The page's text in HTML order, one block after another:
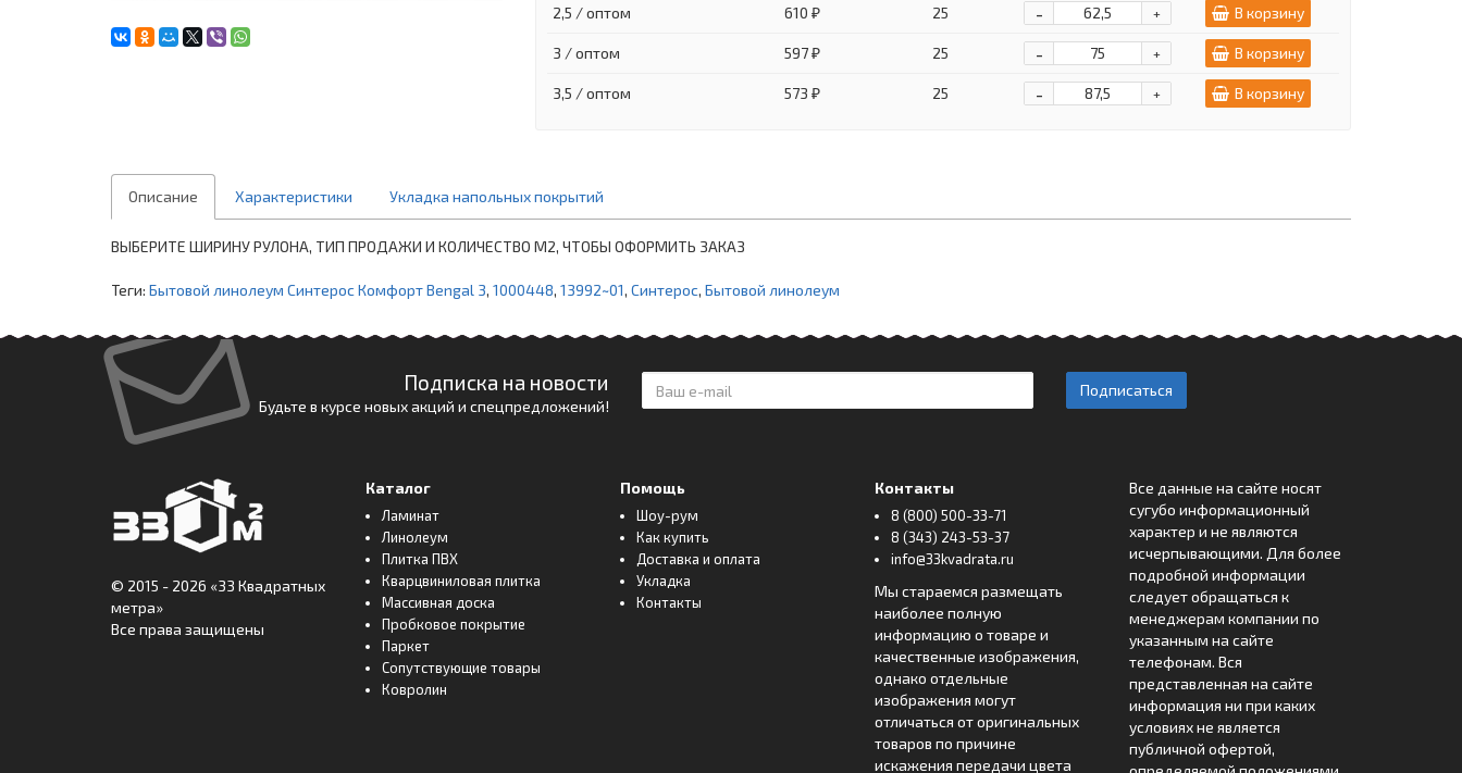
2,5 / оптом 610 ₽ 25 +
- В корзину
3 / оптом 597 ₽ 25 +
- В корзину
3,5 / оптом 573 ₽ 25 +
- В корзину
Описание Характеристики Укладка напольных покрытий
ВЫБЕРИТЕ ШИРИНУ РУЛОНА, ТИП ПРОДАЖИ И КОЛИЧЕСТВО М2, ЧТОБЫ ОФОРМИТЬ ЗАКАЗ
Теги: Бытовой линолеум Синтерос Комфорт Bengal 3, 1000448, 13992~01, Синтерос, Бытовой линолеум
Подписка на новости
Будьте в курсе новых акций и спецпредложений!
Подписаться
© 2015 - 2026 «33 Квадратных
метра»
Все права защищены
Каталог
Ламинат
Линолеум
Плитка ПВХ
Кварцвиниловая плитка
Массивная доска
Пробковое покрытие
Паркет
Сопутствующие товары
Ковролин
Помощь
Шоу-рум
Как купить
Доставка и оплата
Укладка
Контакты
Контакты
8 (800) 500-33-71
8 (343) 243-53-37
info@33kvadrata.ru
Мы стараемся размещать
наиболее полную
информацию о товаре и
качественные изображения,
однако отдельные
изображения могут
отличаться от оригинальных
товаров по причине
искажения передачи цвета
Все данные на сайте носят
сугубо информационный
характер и не являются
исчерпывающими. Для более
подробной информации
следует обращаться к
менеджерам компании по
указанным на сайте
телефонам. Вся
представленная на сайте
информация ни при каких
условиях не является
публичной офертой,